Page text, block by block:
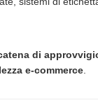
di
e-commerce